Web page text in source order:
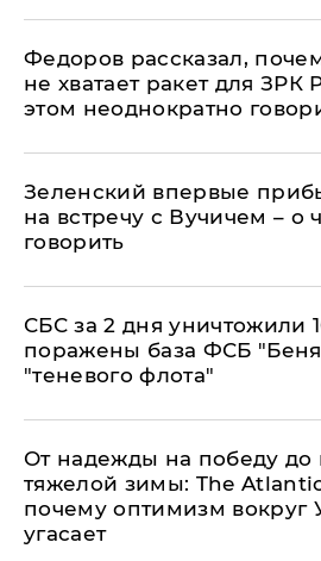
Федоров рассказал,
не хватает ракет для ЗРК
этом неоднократно
Зеленский впервые
на встречу с Вучичем – о
говорить
СБС за 2 дня уничтожили
поражены база ФСБ
"теневого флота"
От надежды на победу до
тяжелой зимы: The
почему оптимизм вокруг
угасает